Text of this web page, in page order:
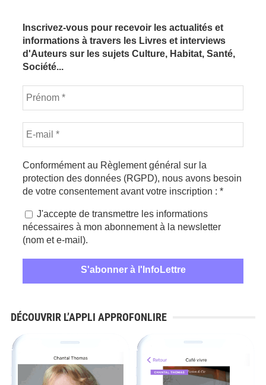
Inscrivez-vous pour recevoir les actualités et
informations à travers les Livres et interviews
d'Auteurs sur les sujets Culture, Habitat, Santé,
Société...
Conformément au Règlement général sur la
protection des données (RGPD), nous avons besoin
de votre consentement avant votre inscription : *
J'accepte de transmettre les informations
nécessaires à mon abonnement à la newsletter
(nom et e-mail).
DÉCOUVRIR L’APPLI APPROFONLIRE